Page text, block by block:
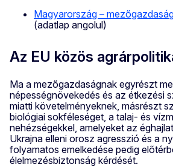
Magyarország –
(adatlap angolul)
Az EU közös
Ma a mezőgazdaságnak egyrészt
népességnövekedés és az étkezési
miatti követelményeknek, másrészt
biológiai sokféleséget, a talaj- és
nehézségekkel, amelyeket az
Ukrajna elleni orosz agresszió és a
folyamatos emelkedése pedig
élelmezésbiztonság kérdését.